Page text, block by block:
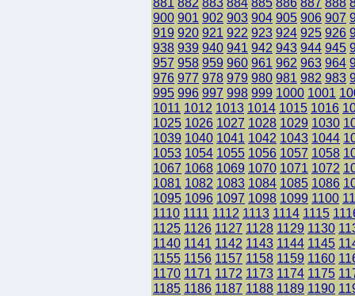
900 901 902 903 904 905 906 907
919 920 921 922 923 924 925 926
938 939 940 941 942 943 944 945
957 958 959 960 961 962 963 964
976 977 978 979 980 981 982 983
995 996 997 998 999 1000 1001
1011 1012 1013 1014 1015 1016
1025 1026 1027 1028 1029 1030
1039 1040 1041 1042 1043 1044
1053 1054 1055 1056 1057 1058
1067 1068 1069 1070 1071 1072
1081 1082 1083 1084 1085 1086
1095 1096 1097 1098 1099 1100
1110 1111 1112 1113 1114 1115
1125 1126 1127 1128 1129 1130
1140 1141 1142 1143 1144 1145
1155 1156 1157 1158 1159 1160
1170 1171 1172 1173 1174 1175
1185 1186 1187 1188 1189 1190